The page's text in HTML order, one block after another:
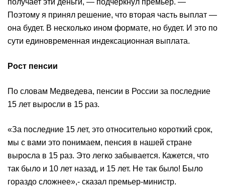
получает эти деньги, — подчеркнул премьер. —
Поэтому я принял решение, что вторая часть выплат —
она будет. В несколько ином формате, но будет. И это по
сути единовременная индексационная выплата.
Рост пенсии
По словам Медведева, пенсии в России за последние
15 лет выросли в 15 раз.
«За последние 15 лет, это относительно короткий срок,
мы с вами это понимаем, пенсия в нашей стране
выросла в 15 раз. Это легко забывается. Кажется, что
так было и 10 лет назад, и 15 лет. Не так было! Было
гораздо сложнее»,- сказал премьер-министр.